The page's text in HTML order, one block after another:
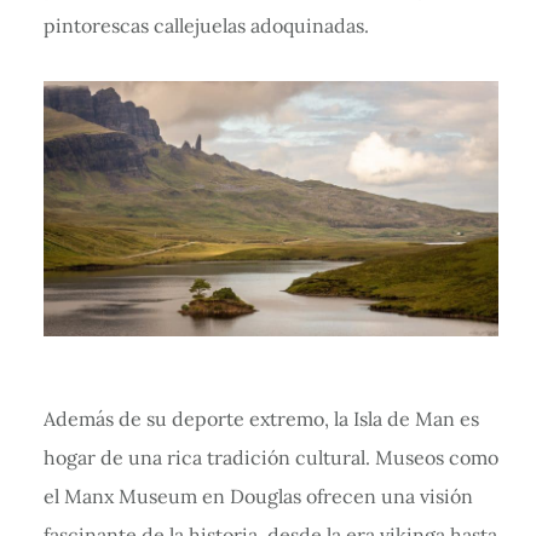
pintorescas callejuelas adoquinadas.
Además de su deporte extremo, la Isla de Man es
hogar de una rica tradición cultural. Museos como
el Manx Museum en Douglas ofrecen una visión